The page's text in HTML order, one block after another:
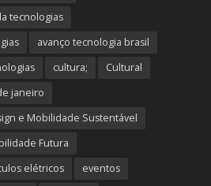
tecnologias
avanço tecnologia brasil
cultura;
Cultural
janeiro
e Mobilidade Sustentável
Futura
elétricos
eventos